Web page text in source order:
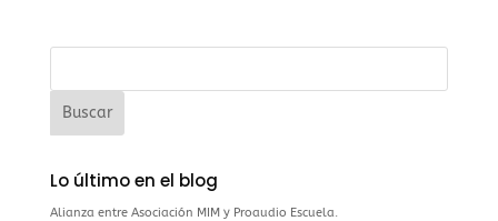
Lo último en el blog
Alianza entre Asociación MIM y Proaudio Escuela.